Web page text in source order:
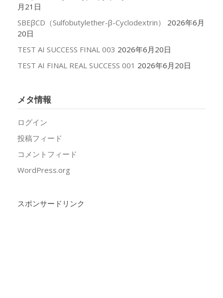
月21日
SBEβCD（Sulfobutylether-β-Cyclodextrin）
2026年6月
20日
TEST AI SUCCESS FINAL 003 2026年6月20日
TEST AI FINAL REAL SUCCESS 001 2026年6月20日
メタ情報
ログイン
投稿フィード
コメントフィード
WordPress.org
スポンサードリンク